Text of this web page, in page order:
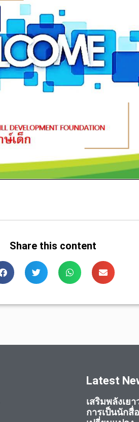
Share this content
Latest
เสริมพลังเย
การเป็นนักสื่